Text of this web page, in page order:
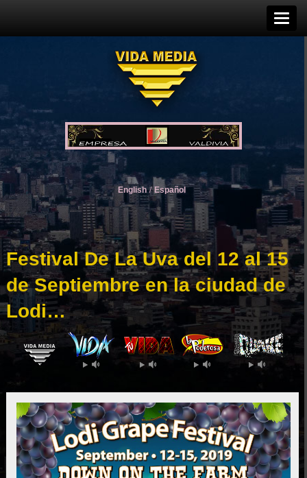
English / Español
Festival De La Uva del 12 al 15
de Septiembre en la ciudad de
Lodi…